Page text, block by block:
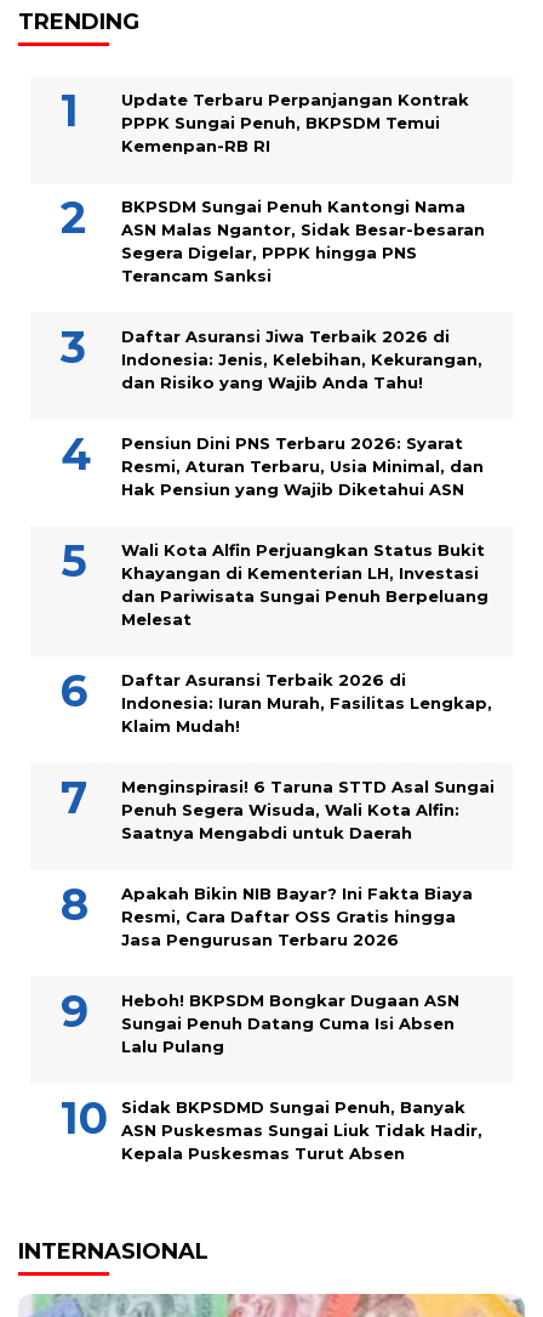
TRENDING
Update Terbaru Perpanjangan Kontrak
PPPK Sungai Penuh, BKPSDM Temui
Kemenpan-RB RI
BKPSDM Sungai Penuh Kantongi Nama
ASN Malas Ngantor, Sidak Besar-besaran
Segera Digelar, PPPK hingga PNS
Terancam Sanksi
Daftar Asuransi Jiwa Terbaik 2026 di
Indonesia: Jenis, Kelebihan, Kekurangan,
dan Risiko yang Wajib Anda Tahu!
Pensiun Dini PNS Terbaru 2026: Syarat
Resmi, Aturan Terbaru, Usia Minimal, dan
Hak Pensiun yang Wajib Diketahui ASN
Wali Kota Alfin Perjuangkan Status Bukit
Khayangan di Kementerian LH, Investasi
dan Pariwisata Sungai Penuh Berpeluang
Melesat
Daftar Asuransi Terbaik 2026 di
Indonesia: Iuran Murah, Fasilitas Lengkap,
Klaim Mudah!
Menginspirasi! 6 Taruna STTD Asal Sungai
Penuh Segera Wisuda, Wali Kota Alfin:
Saatnya Mengabdi untuk Daerah
Apakah Bikin NIB Bayar? Ini Fakta Biaya
Resmi, Cara Daftar OSS Gratis hingga
Jasa Pengurusan Terbaru 2026
Heboh! BKPSDM Bongkar Dugaan ASN
Sungai Penuh Datang Cuma Isi Absen
Lalu Pulang
Sidak BKPSDMD Sungai Penuh, Banyak
ASN Puskesmas Sungai Liuk Tidak Hadir,
Kepala Puskesmas Turut Absen
INTERNASIONAL